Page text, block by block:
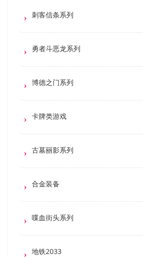
刺客信条系列
勇者斗恶龙系列
博德之门系列
卡牌类游戏
古墓丽影系列
合金装备
喋血街头系列
地铁2033